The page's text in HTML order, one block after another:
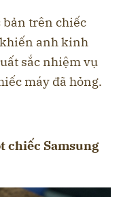
trên chiếc
khiến anh kinh
sắc nhiệm vụ
máy đã hỏng.
chiếc Samsung